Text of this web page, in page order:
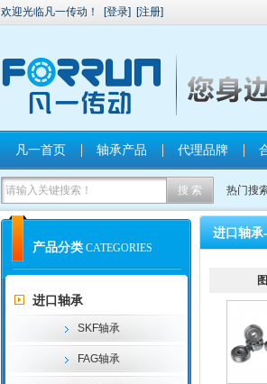
欢迎光临凡一传动！ [登录] [注册]
凡一首页 轴承产品 代理品牌
热门搜
产品分类 CATEGORIES
进口轴承
SKF轴承
FAG轴承
进口轴承